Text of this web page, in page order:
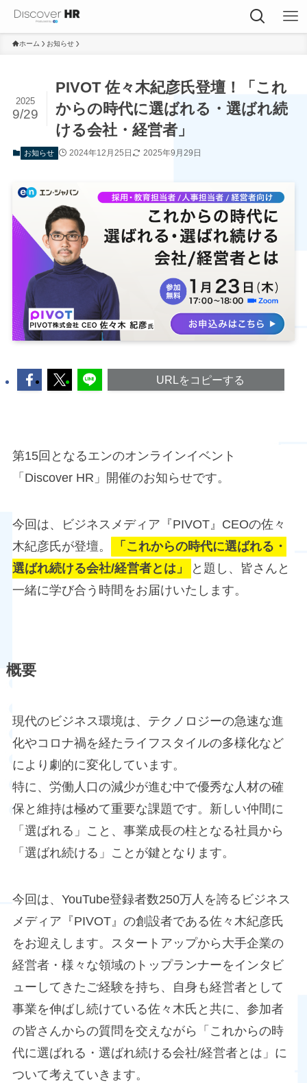
ホーム お知らせ
PIVOT 佐々木紀彦氏登壇！「これ
からの時代に選ばれる・選ばれ続
ける会社・経営者」
2025
9/29
お知らせ 2024年12月25日 2025年9月29日
URLをコピーする
第15回となるエンのオンラインイベント
「Discover HR」開催のお知らせです。
今回は、ビジネスメディア『PIVOT』CEOの佐々
木紀彦氏が登壇。
「これからの時代に選ばれる・
選ばれ続ける会社/経営者とは」
と題し、皆さんと
一緒に学び合う時間をお届けいたします。
概要
現代のビジネス環境は、テクノロジーの急速な進
化やコロナ禍を経たライフスタイルの多様化など
により劇的に変化しています。
特に、労働人口の減少が進む中で優秀な人材の確
保と維持は極めて重要な課題です。新しい仲間に
「選ばれる」こと、事業成長の柱となる社員から
「選ばれ続ける」ことが鍵となります。
今回は、YouTube登録者数250万人を誇るビジネス
メディア『PIVOT』の創設者である佐々木紀彦氏
をお迎えします。スタートアップから大手企業の
経営者・様々な領域のトップランナーをインタビ
ューしてきたご経験を持ち、自身も経営者として
事業を伸ばし続けている佐々木氏と共に、参加者
の皆さんからの質問を交えながら「これからの時
代に選ばれる・選ばれ続ける会社/経営者とは」に
ついて考えていきます。